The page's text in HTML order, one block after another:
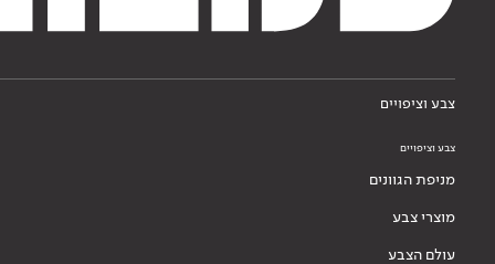
צבע וציפויים
צבע וציפויים
מניפת הגוונים
מוצרי צבע
עולם הצבע